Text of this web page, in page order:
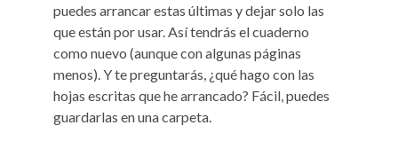
puedes arrancar estas últimas y dejar solo las
que están por usar. Así tendrás el cuaderno
como nuevo (aunque con algunas páginas
menos). Y te preguntarás, ¿qué hago con las
hojas escritas que he arrancado? Fácil, puedes
guardarlas en una carpeta.